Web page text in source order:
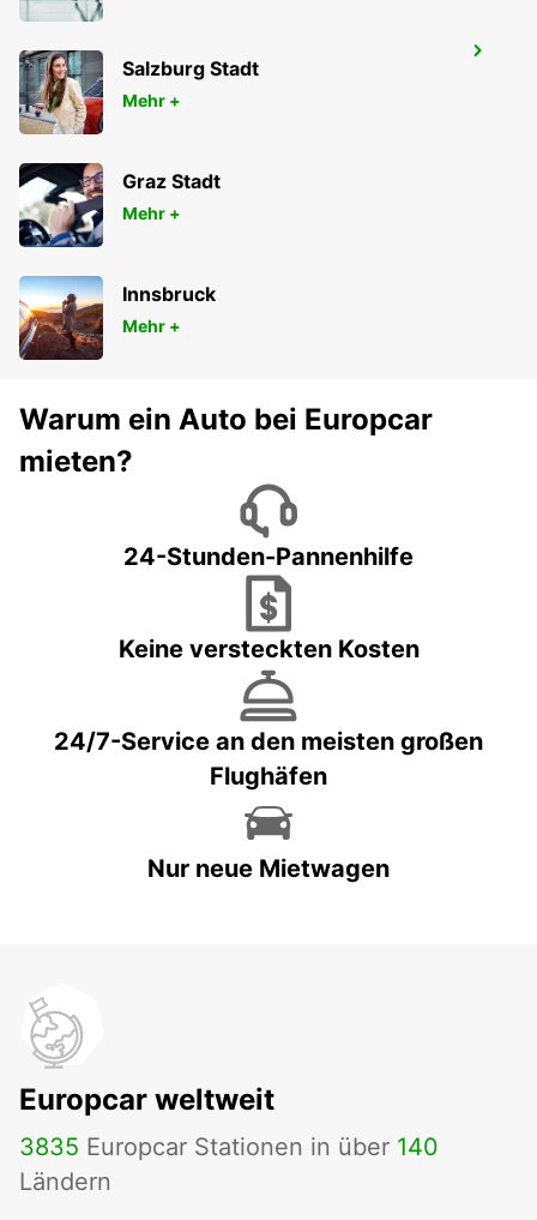
BRISBANE SLACKS CREEK
SLACKS CREEK - AUSTRALIA
Salzburg Stadt
Mehr +
Graz Stadt
Mehr +
Innsbruck
Mehr +
Warum ein Auto bei Europcar
mieten?
24-Stunden-Pannenhilfe
Keine versteckten Kosten
24/7-Service an den meisten großen
Flughäfen
Nur neue Mietwagen
Europcar weltweit
3835 Europcar Stationen in über 140
Ländern